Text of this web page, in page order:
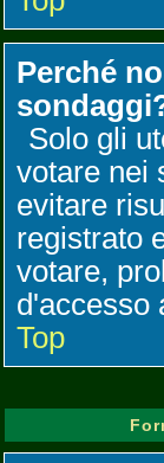
Perché
Solo gli
votare nei
evitare
registrato
votare,
d'accesso
Top